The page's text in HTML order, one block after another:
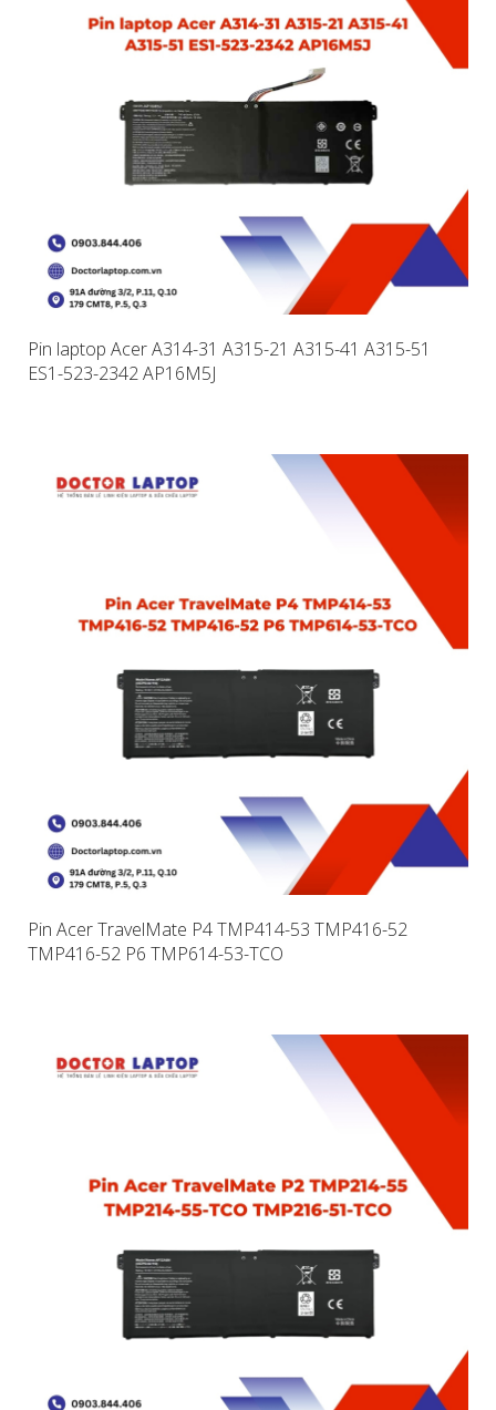
Pin laptop Acer A314-31 A315-21 A315-41 A315-51
ES1-523-2342 AP16M5J
Pin Acer TravelMate P4 TMP414-53 TMP416-52
TMP416-52 P6 TMP614-53-TCO